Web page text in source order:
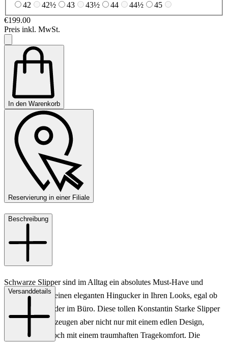
42
42½ 43 43½ 44 44½
45
€199.00
Preis inkl. MwSt.
In den Warenkorb
Reservierung in einer Filiale
Beschreibung
Schwarze Slipper sind im Alltag ein absolutes Must-Have und
sorgen stets für einen eleganten Hingucker in Ihren Looks, egal ob
in der Freizeit oder im Büro. Diese tollen Konstantin Starke Slipper
für Damen überzeugen aber nicht nur mit einem edlen Design,
sondern auch noch mit einem traumhaften Tragekomfort. Die
Versanddetails